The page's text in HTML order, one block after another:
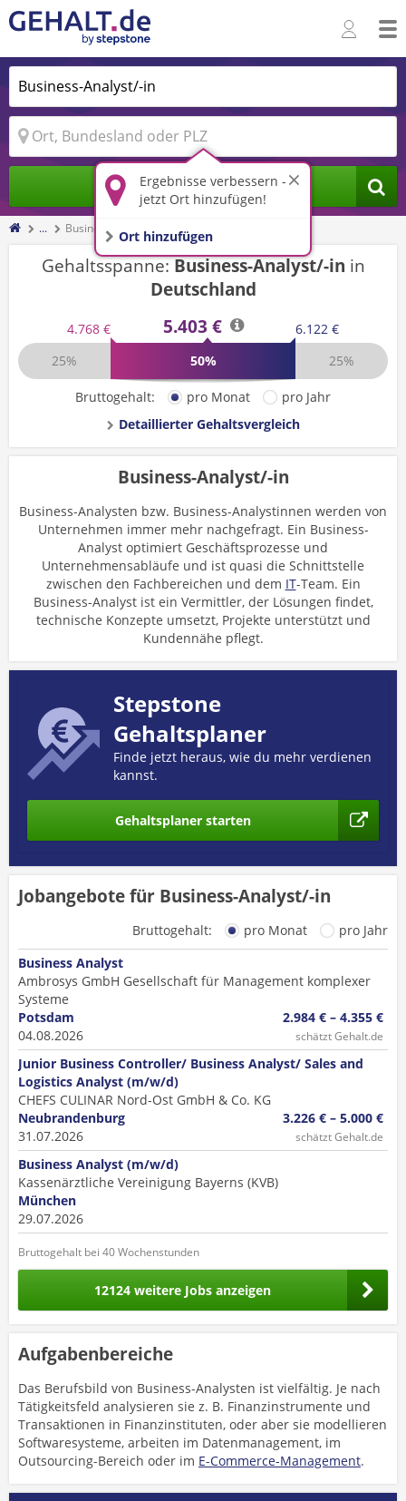
Ergebnisse verbessern -
jetzt Ort hinzufügen!
Ort hinzufügen
Jobs finden
... Business-Analyst/-in
Gehaltsspanne:Business-Analyst/-in in
Deutschland
4.768 € 5.403 €
6.122 €
25%
50% 25%
Bruttogehalt: pro Monat
pro Jahr
Detaillierter Gehaltsvergleich
Business-Analyst/-in
Business-Analysten bzw. Business-Analystinnen werden von
Unternehmen immer mehr nachgefragt. Ein Business-
Analyst optimiert Geschäftsprozesse und
Unternehmensabläufe und ist quasi die Schnittstelle
zwischen den Fachbereichen und dem IT-Team. Ein
Business-Analyst ist ein Vermittler, der Lösungen findet,
technische Konzepte umsetzt, Projekte unterstützt und
Kundennähe pflegt.
Stepstone
Gehaltsplaner
Finde jetzt heraus, wie du mehr verdienen
kannst.
Gehaltsplaner starten
Jobangebote für Business-Analyst/-in
Bruttogehalt: pro Monat
pro Jahr
Business Analyst
Ambrosys GmbH Gesellschaft für Management komplexer
Systeme
Potsdam
04.08.2026
2.984 € – 4.355 €
schätzt Gehalt.de
Junior Business Controller/ Business Analyst/ Sales and
Logistics Analyst (m/w/d)
CHEFS CULINAR Nord-Ost GmbH & Co. KG
Neubrandenburg
31.07.2026
3.226 € – 5.000 €
schätzt Gehalt.de
Business Analyst (m/w/d)
Kassenärztliche Vereinigung Bayerns (KVB)
München
29.07.2026
Bruttogehalt bei 40 Wochenstunden
12124 weitere Jobs anzeigen
Aufgabenbereiche
Das Berufsbild von Business-Analysten ist vielfältig. Je nach
Tätigkeitsfeld analysieren sie z. B. Finanzinstrumente und
Transaktionen in Finanzinstituten, oder aber sie modellieren
Softwaresysteme, arbeiten im Datenmanagement, im
Outsourcing-Bereich oder im E-Commerce-Management.